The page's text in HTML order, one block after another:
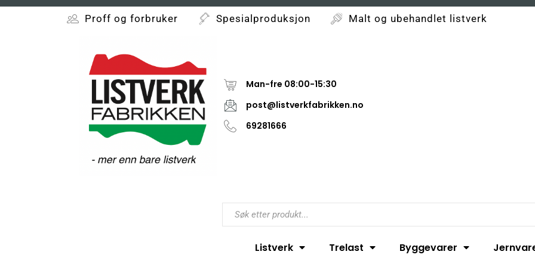
Proff og forbruker Spesialproduksjon Malt og ubehandlet listverk
Man-fre 08:00-15:30
post@listverkfabrikken.no
69281666
Listverk Trelast Byggevarer